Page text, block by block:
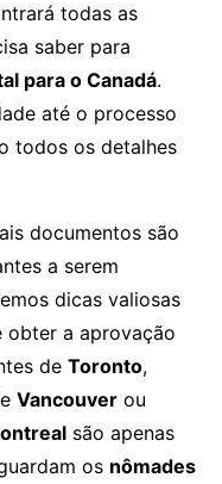
todas as
saber para
para o Canadá.
até o processo
todos os detalhes
documentos são
a serem
dicas valiosas
obter a aprovação
de Toronto,
Vancouver ou
são apenas
os nômades